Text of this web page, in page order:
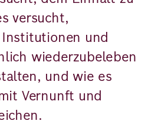
versucht,
und
wiederzubeleben
und wie es
Vernunft und